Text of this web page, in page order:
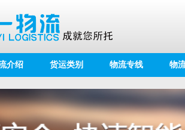
介绍 货运类别 物流专线 物